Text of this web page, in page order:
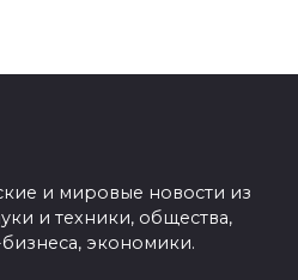
и мировые новости из
и техники, общества,
экономики.